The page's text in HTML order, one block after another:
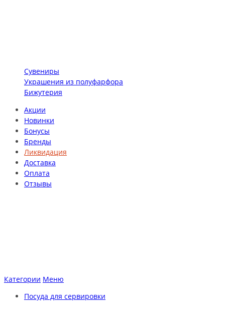
Сувениры
Украшения из полуфарфора
Бижутерия
Акции
Новинки
Бонусы
Бренды
Ликвидация
Доставка
Оплата
Отзывы
Категории Меню
Посуда для сервировки